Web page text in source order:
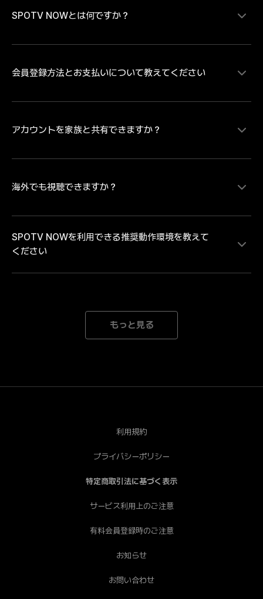
SPOTV NOWとは何ですか？
MLB、サウジ・プロフェッショナルリーグの試合をラ
平ら日本を代表するプレイヤーの試合を中心にレギュラ
配信。MLB日本人選手ダイジェスト映像や試合ハイラ
録をしていただければどなたでも無料で視聴いただけま
登録後に有料会員への登録が必要となります。
会員登録方法とお支払いについて教えてください
SPOTV NOWの有料コンテンツをご視聴いただく場
お支払い方法のご登録にあたり Android端末のアプリか
play決済」 iOS端末のアプリからお支払い方法をご登録
のため、「クレジット/デビットカード、モバイルキャ
パス」の購入をご希望の場合は、SPOTV NOWのWEB
ページからお手続きを進めてください。※ご登録完了後
は、ご登録のメールアドレスとパスワードにてログイン
アカウントを家族と共有できますか？
各アカウントには、1人のユーザーのみがアクセスでき
と、自動的にログアウトされます。
海外でも視聴できますか？
SPOTV NOWは日本向けのサービスです。海外ではご
利用いただけません。中継権と著作権の範囲外にある海
外では、接続を遮断しております。海外中継者の権利を
解とご了承のほどよろしくお願いいたします。
SPOTV NOWを利用できる推奨動作環境を教えて
ください
以上のデバイスをご利用の場合でも、機器の性能が低下
された場合にはご利用になれない場合がございます。
す。
もっと見る
利用規約
プライバシーポリシー
特定商取引法に基づく表示
サービス利用上のご注意
有料会員登録時のご注意
お知らせ
お問い合わせ